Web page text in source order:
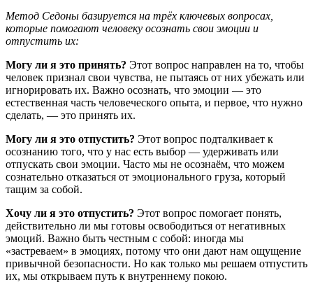
Метод Седоны базируется на трёх ключевых вопросах,
которые помогают человеку осознать свои эмоции и
отпустить их:
Могу ли я это принять? Этот вопрос направлен на то, чтобы
человек признал свои чувства, не пытаясь от них убежать или
игнорировать их. Важно осознать, что эмоции — это
естественная часть человеческого опыта, и первое, что нужно
сделать, — это принять их.
Могу ли я это отпустить? Этот вопрос подталкивает к
осознанию того, что у нас есть выбор — удерживать или
отпускать свои эмоции. Часто мы не осознаём, что можем
сознательно отказаться от эмоционального груза, который
тащим за собой.
Хочу ли я это отпустить? Этот вопрос помогает понять,
действительно ли мы готовы освободиться от негативных
эмоций. Важно быть честным с собой: иногда мы
«застреваем» в эмоциях, потому что они дают нам ощущение
привычной безопасности. Но как только мы решаем отпустить
их, мы открываем путь к внутреннему покою.